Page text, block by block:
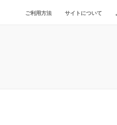
ご利用方法 サイトについて